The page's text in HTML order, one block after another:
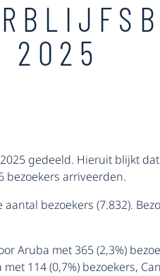
2025
gedeeld. Hieruit blijkt
bezoekers arriveerden.
bezoekers (7.832).
Aruba met 365 (2,3%)
114 (0,7%) bezoekers,